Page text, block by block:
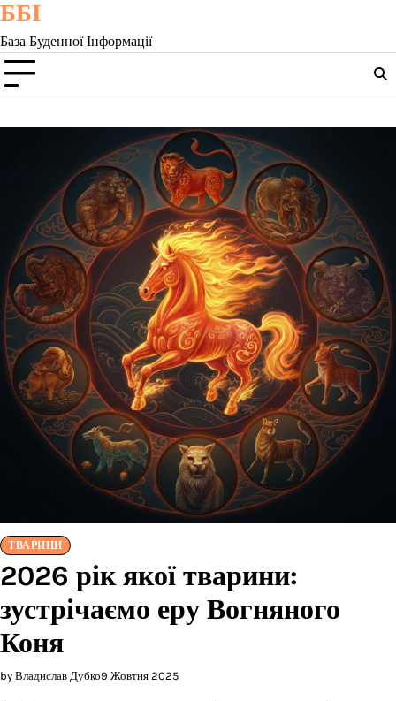
Skip
content
ББІ
База Буденної Інформації
ТВАРИНИ
2026 рік якої тварини:
зустрічаємо еру Вогняного
Коня
by Владислав Дубко9 Жовтня 2025